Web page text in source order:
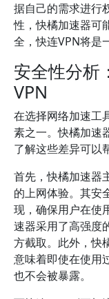
据自己的需求进行
性，快橘加速器可
全，快连VPN将是
安全性分析
VPN
在选择网络加速工
素之一。快橘加速
了解这些差异可以
首先，快橘加速器
的上网体验。其安
现，确保用户在使
速器采用了高强度
方截取。此外，快
意味着即使在使用
也不会被暴露。